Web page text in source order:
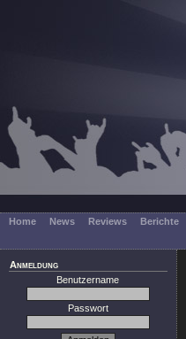
Home News Reviews Berichte
Anmeldung
Benutzername
Passwort